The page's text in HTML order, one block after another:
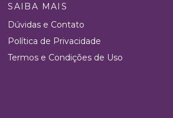
SAIBA MAIS
Dúvidas e Contato
Política de Privacidade
Termos e Condições de Uso